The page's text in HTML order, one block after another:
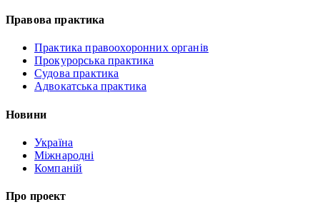
Правова практика
Практика правоохоронних органів
Прокурорська практика
Судова практика
Адвокатська практика
Новини
Україна
Міжнародні
Компаній
Про проект